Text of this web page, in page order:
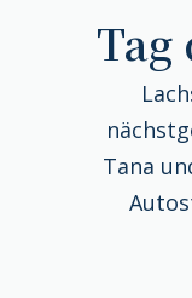
Tag
Tana